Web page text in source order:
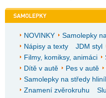
NOVINKY Samolepky
Nápisy a texty
JDM styl
Filmy, komiksy, animáci
Dítě v autě
Pes v autě
Samolepky na středy
Znamení zvěrokruhu